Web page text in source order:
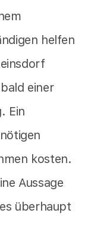
helfen
einer
Ein
kosten.
Aussage
überhaupt